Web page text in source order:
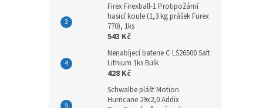
Firex Firexball-1 Protipožární
hasicí koule (1,3 kg prášek Furex
770), 1ks
543 Kč
Nenabíjecí baterie C LS26500 Saft
Lithium 1ks Bulk
428 Kč
Schwalbe plášť Motion
Hurricane 29x2,0 Addix